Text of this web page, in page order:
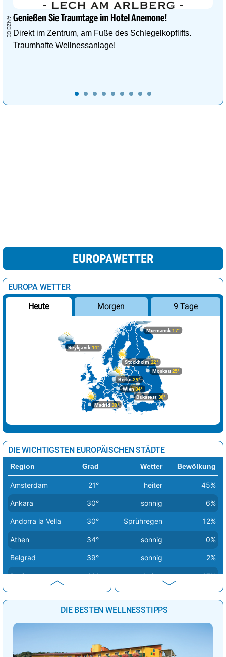
Genießen Sie Traumtage im Hotel Anemone!
Direkt im Zentrum, am Fuße des Schlegelkopflifts.
Traumhafte Wellnessanlage!
EUROPAWETTER
EUROPA WETTER
Heute Morgen 9 Tage
Wien34°
Berlin29°
Stockholm22°
Bukarest38°
Moskau 25°
Murmansk 17°
Madrid 38°
Reykjavik 14°
DIE WICHTIGSTEN EUROPÄISCHEN STÄDTE
Region Grad Wetter Bewölkung
Amsterdam 21° heiter 45%
Ankara 30° sonnig 6%
Andorra la Vella 30° Sprühregen 12%
Athen 34° sonnig 0%
Belgrad 39° sonnig 2%
Berlin 29° heiter 27%
Bern 34° Sprühregen 18%
36° heiter
39° sonnig
DIE BESTEN WELLNESSTIPPS